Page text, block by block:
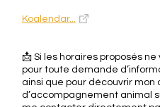
Koalendar...
📩 Si les horaires proposés
pour toute demande
ainsi que pour découvrir mon
d’accompagnement animal